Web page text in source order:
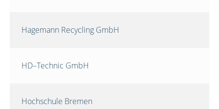
Hagemann Recycling GmbH
HD–Technic GmbH
Hochschule Bremen